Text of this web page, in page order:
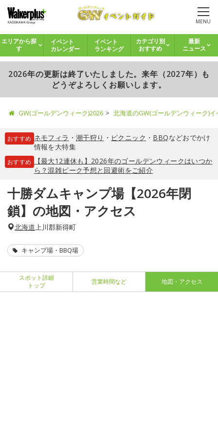
MENU
エリアから探
す
イベント
カレンダー
イベント
ランキング
カテゴリ別
おすすめ
最新
ニュース
2026年の更新は終了いたしました。来年（2027年）も
どうぞよろしくお願いします。
GW(ゴールデンウィーク)2026 北海道のGW(ゴールデンウィーク)
おすすめ ネモフィラ ・ 潮干狩り ・ ピクニック ・ BBQなどおでかけ
情報を大特集
おすすめ
【最大12連休も】2026年のゴールデンウィークはいつか
ら？混雑ピーク予想と回避術をご紹介
十勝ダムキャンプ場【2026年閉
鎖】の地図・アクセス
北海道上川郡新得町
キャンプ場・BBQ場
スポット詳細
トップ
営業時間など 地図・アクセス